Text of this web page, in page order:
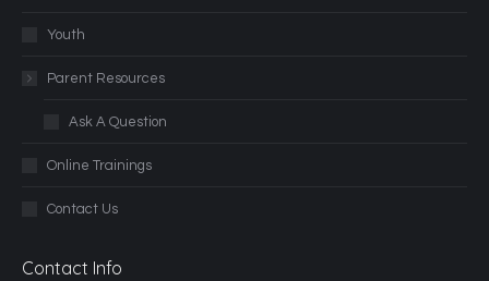
Youth
Parent Resources
Ask A Question
Online Trainings
Contact Us
Contact Info